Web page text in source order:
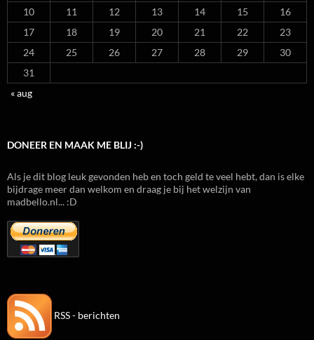
10
11 12 13 14 15
16
17
18 19 20 21 22
23
24
25 26 27 28 29
30
31
« aug
DONEER EN MAAK ME BLIJ :-)
Als je dit blog leuk gevonden heb en toch geld te veel hebt, dan is elke
bijdrage meer dan welkom en draag je bij het welzijn van
madbello.nl... :D
RSS - berichten